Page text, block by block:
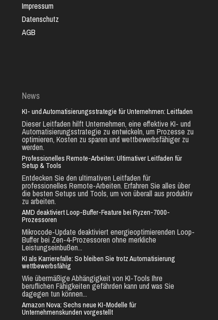
Impressum
Datenschutz
AGB
News
KI- und Automatisierungsstrategie für Unternehmen: Leitfaden
Dieser Leitfaden hilft Unternehmen, eine effektive KI- und
Automatisierungsstrategie zu entwickeln, um Prozesse zu
optimieren, Kosten zu sparen und wettbewerbsfähiger zu
werden.
Professionelles Remote-Arbeiten: Ultimativer Leitfaden für
Setup & Tools
Entdecken Sie den ultimativen Leitfaden für
professionelles Remote-Arbeiten. Erfahren Sie alles über
die besten Setups und Tools, um von überall aus produktiv
zu arbeiten.
AMD deaktiviert Loop-Buffer-Feature bei Ryzen-7000-
Prozessoren
Mikrocode-Update deaktiviert energieoptimierenden Loop-
Buffer bei Zen-4-Prozessoren ohne merkliche
Leistungseinbußen...
KI als Karrierefalle: So bleiben Sie trotz Automatisierung
wettbewerbsfähig
Wie übermäßige Abhängigkeit von KI-Tools Ihre
beruflichen Fähigkeiten gefährden kann und was Sie
dagegen tun können...
Amazon Nova: Sechs neue KI-Modelle für
Unternehmenskunden vorgestellt